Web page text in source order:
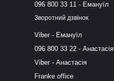
096 800 33 11 - Емануїл
Зворотний дзвінок
Viber - Емануїл
096 800 33 22 - Анастасія
Viber - Анастасія
Franke office